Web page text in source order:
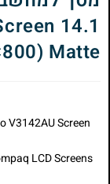
14.1
Matte
LCD Screens